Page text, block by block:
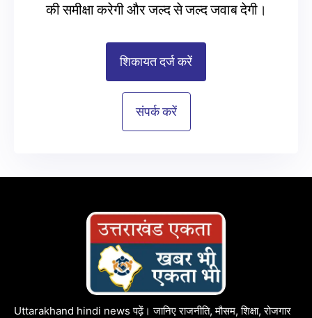
की समीक्षा करेगी और जल्द से जल्द जवाब देगी।
शिकायत दर्ज करें
संपर्क करें
Uttarakhand hindi news पढ़ें। जानिए राजनीति, मौसम, शिक्षा, रोजगार